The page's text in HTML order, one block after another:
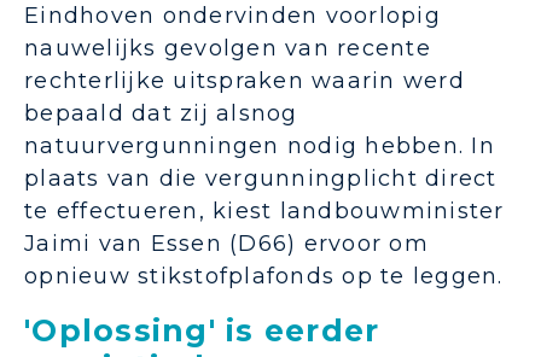
Eindhoven ondervinden voorlopig
nauwelijks gevolgen van recente
rechterlijke uitspraken waarin werd
bepaald dat zij alsnog
natuurvergunningen nodig hebben. In
plaats van die vergunningplicht direct
te effectueren, kiest landbouwminister
Jaimi van Essen (D66) ervoor om
opnieuw stikstofplafonds op te leggen.
'Oplossing' is eerder